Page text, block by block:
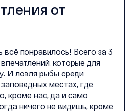
от
понравилось! Всего за 3
которые для
И ловля рыбы среди
местах, где
кроме нас, да и само
ничего не видишь, кроме